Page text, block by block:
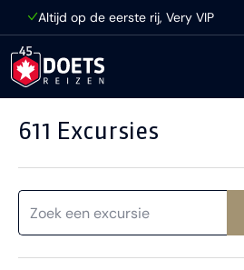
Ga direct naar inhoud
Altijd op de eerste rij, Very VIP
611 Excursies